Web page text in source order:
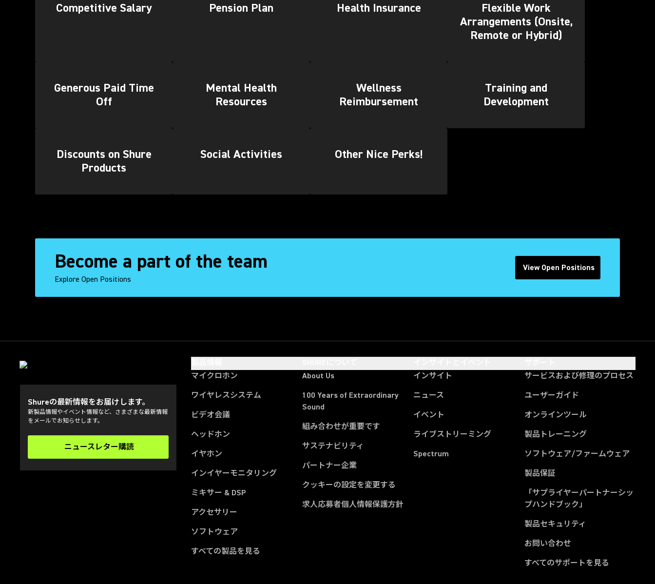
Competitive Salary Pension Plan Health Insurance
Flexible Work
Arrangements (Onsite,
Remote or Hybrid)
Generous Paid Time
Off
Mental Health
Resources
Wellness
Reimbursement
Training and
Development
Discounts on Shure
Products
Social Activities Other Nice Perks!
Become a part of the team
Explore Open Positions
View Open Positions
(Opens in a new tab)
Shureの最新情報をお届けします。
新製品情報やイベント情報など、さまざまな最新情報
をメールでお知らせします。
ニュースレター購読
(Opens in a new tab)
マイクロホン
ワイヤレスシステム
ビデオ会議
ヘッドホン
イヤホン
インイヤーモニタリング
ミキサー & DSP
アクセサリー
ソフトウェア
すべての製品を見る
About Us
100 Years of Extraordinary
Sound
組み合わせが重要です
サステナビリティ
パートナー企業
クッキーの設定を変更する
求人応募者個人情報保護方針
インサイト
ニュース
イベント
ライブストリーミング
Spectrum
サービスおよび修理のプロセス
ユーザーガイド
オンラインツール
製品トレーニング
ソフトウェア/ファームウェア
製品保証
「サプライヤーパートナーシッ
プハンドブック」
製品セキュリティ
お問い合わせ
すべてのサポートを見る